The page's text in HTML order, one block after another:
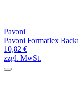
Pavoni
Pavoni Formaflex
10,82 €
zzgl. MwSt.